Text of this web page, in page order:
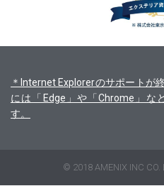
＊Internet Explorerのサポートが
には「Edge」や「Chrome」な
す。
© 2018 AMENIX INC CO.